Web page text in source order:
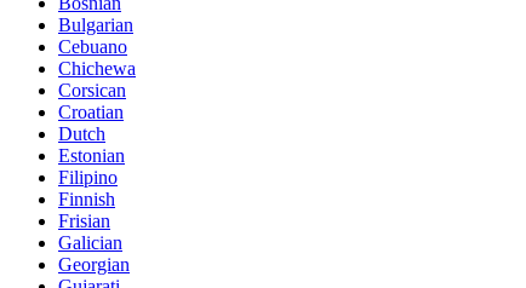
Bulgarian
Cebuano
Chichewa
Corsican
Croatian
Dutch
Estonian
Filipino
Finnish
Frisian
Galician
Georgian